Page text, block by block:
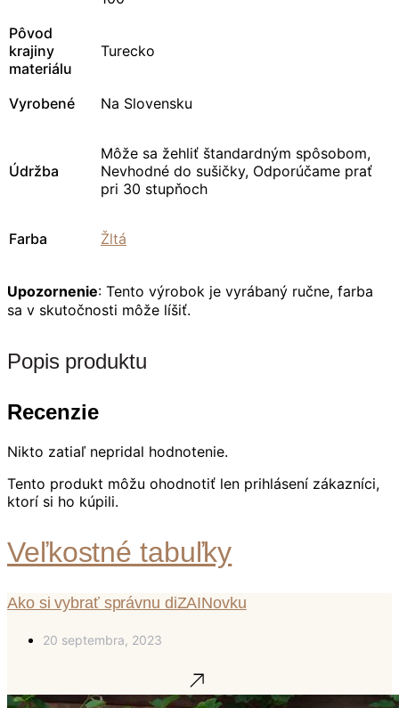
Pôvod
krajiny
materiálu
Turecko
Vyrobené Na Slovensku
Údržba
Môže sa žehliť štandardným spôsobom,
Nevhodné do sušičky, Odporúčame prať
pri 30 stupňoch
Farba Žltá
Upozornenie: Tento výrobok je vyrábaný ručne, farba
sa v skutočnosti môže líšiť.
Popis produktu
Recenzie
Nikto zatiaľ nepridal hodnotenie.
Tento produkt môžu ohodnotiť len prihlásení zákazníci,
ktorí si ho kúpili.
Veľkostné tabuľky
Ako si vybrať správnu diZAINovku
20 septembra, 2023